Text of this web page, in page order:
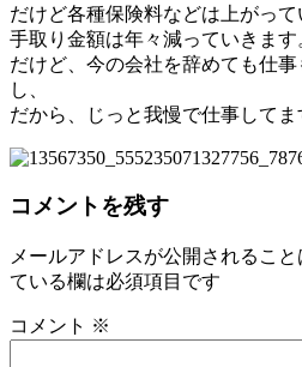
だけど各種保険料などは上がって
手取り金額は年々減っていきます
だけど、今の会社を辞めても仕
し、
だから、じっと我慢で仕事してま
コメントを残す
メールアドレスが公開されること
ている欄は必須項目です
コメント ※